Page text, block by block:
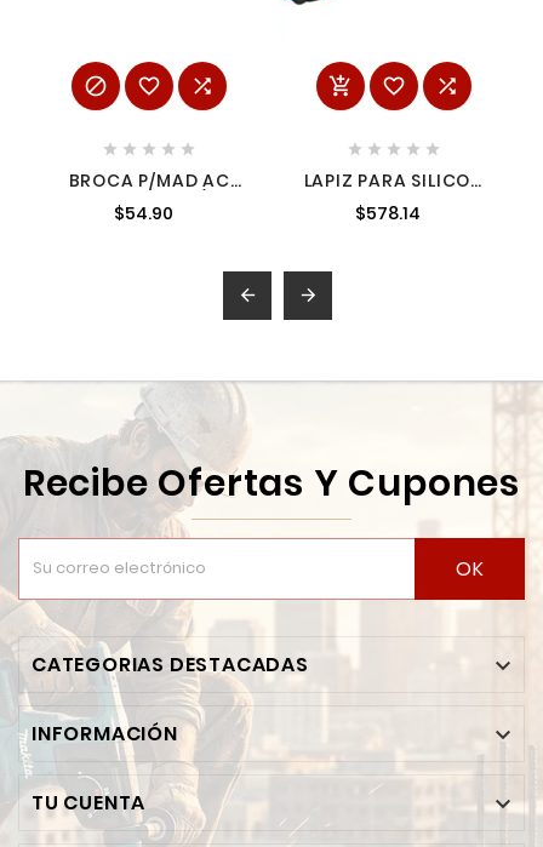
  
    
BROCA P/MAD AC
CARB MAN 1-1/8"
$54.90
  
    
LAPIZ PARA SILICON
14" 4 V + 8 BARRAS DE
SILICON SYN-BGP4
$578.14
 
Recibe Ofertas Y Cupones
OK
CATEGORIAS DESTACADAS 
INFORMACIÓN 
TU CUENTA 